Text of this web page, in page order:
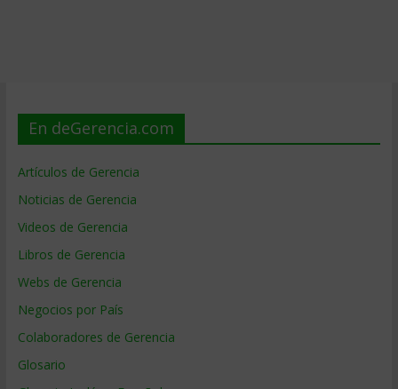
En deGerencia.com
Artículos de Gerencia
Noticias de Gerencia
Videos de Gerencia
Libros de Gerencia
Webs de Gerencia
Negocios por País
Colaboradores de Gerencia
Glosario